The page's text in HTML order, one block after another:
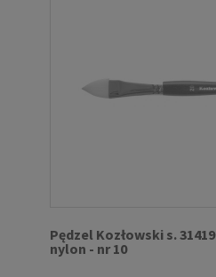
Pędzel Kozłowski s.
nylon - nr 10